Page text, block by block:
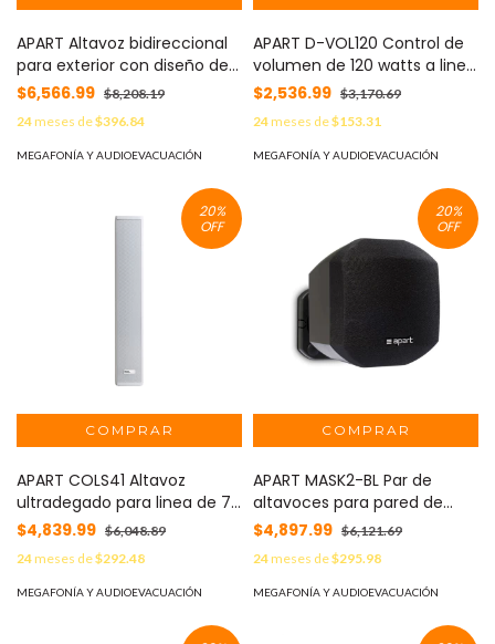
APART Altavoz bidireccional
para exterior con diseño de
roca y transformador a 100
$6,566.99 $8,208.19
24meses de$396.84
MEGAFONÍA Y AUDIOEVACUACIÓN
APART D-VOL120 Control de
volumen de 120 watts a linea
de 70 volts con rel de
$2,536.99 $3,170.69
24meses de$153.31
MEGAFONÍA Y AUDIOEVACUACIÓN
20%
OFF
APART COLS41 Altavoz
ultradegado para linea de 70
volts/8 ohms
$4,839.99 $6,048.89
24meses de$292.48
MEGAFONÍA Y AUDIOEVACUACIÓN
20%
OFF
APART MASK2-BL Par de
altavoces para pared de
diseño compacto color
$4,897.99 $6,121.69
24meses de$295.98
MEGAFONÍA Y AUDIOEVACUACIÓN